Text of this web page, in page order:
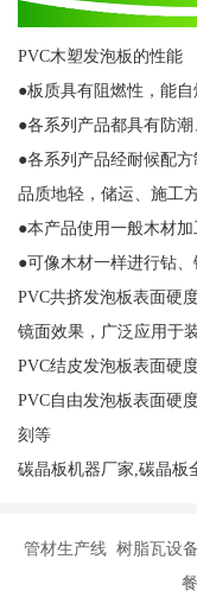
PVC木塑发泡板的性能
●板质具有阻燃性，能
●各系列产品都具有防
●各系列产品经耐候配
品质地轻，储运、施工方
●本产品使用一般木材加
●可像木材一样进行钻、
PVC共挤发泡板表面硬
镜面效果，广泛应用于
PVC结皮发泡板表面硬
PVC自由发泡板表面硬
刻等
碳晶板机器厂家,碳晶板
管材生产线 树脂瓦设